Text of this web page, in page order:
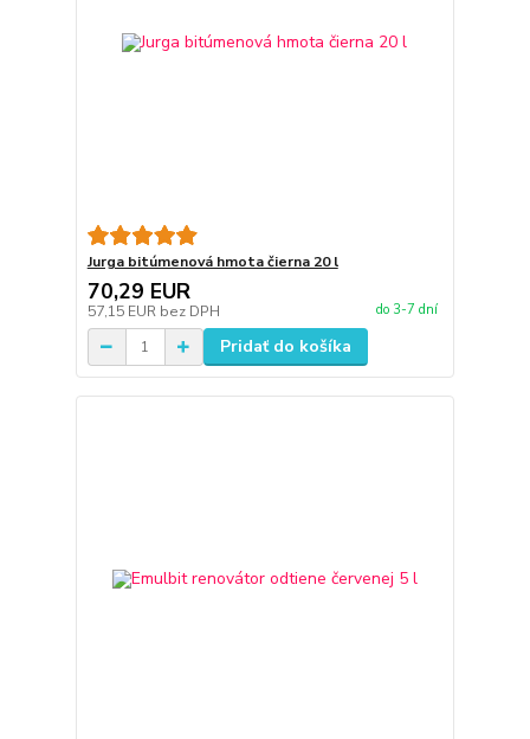
Jurga bitúmenová hmota čierna 20 l
70,29 EUR
57,15 EUR bez DPH do 3-7 dní
Pridať do košíka